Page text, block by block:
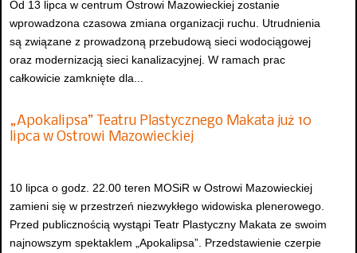
Od 13 lipca w centrum Ostrowi Mazowieckiej zostanie
wprowadzona czasowa zmiana organizacji ruchu. Utrudnienia
są związane z prowadzoną przebudową sieci wodociągowej
oraz modernizacją sieci kanalizacyjnej. W ramach prac
całkowicie zamknięte dla...
„Apokalipsa” Teatru Plastycznego Makata już 10
lipca w Ostrowi Mazowieckiej
10 lipca o godz. 22.00 teren MOSiR w Ostrowi Mazowieckiej
zamieni się w przestrzeń niezwykłego widowiska plenerowego.
Przed publicznością wystąpi Teatr Plastyczny Makata ze swoim
najnowszym spektaklem „Apokalipsa”. Przedstawienie czerpie